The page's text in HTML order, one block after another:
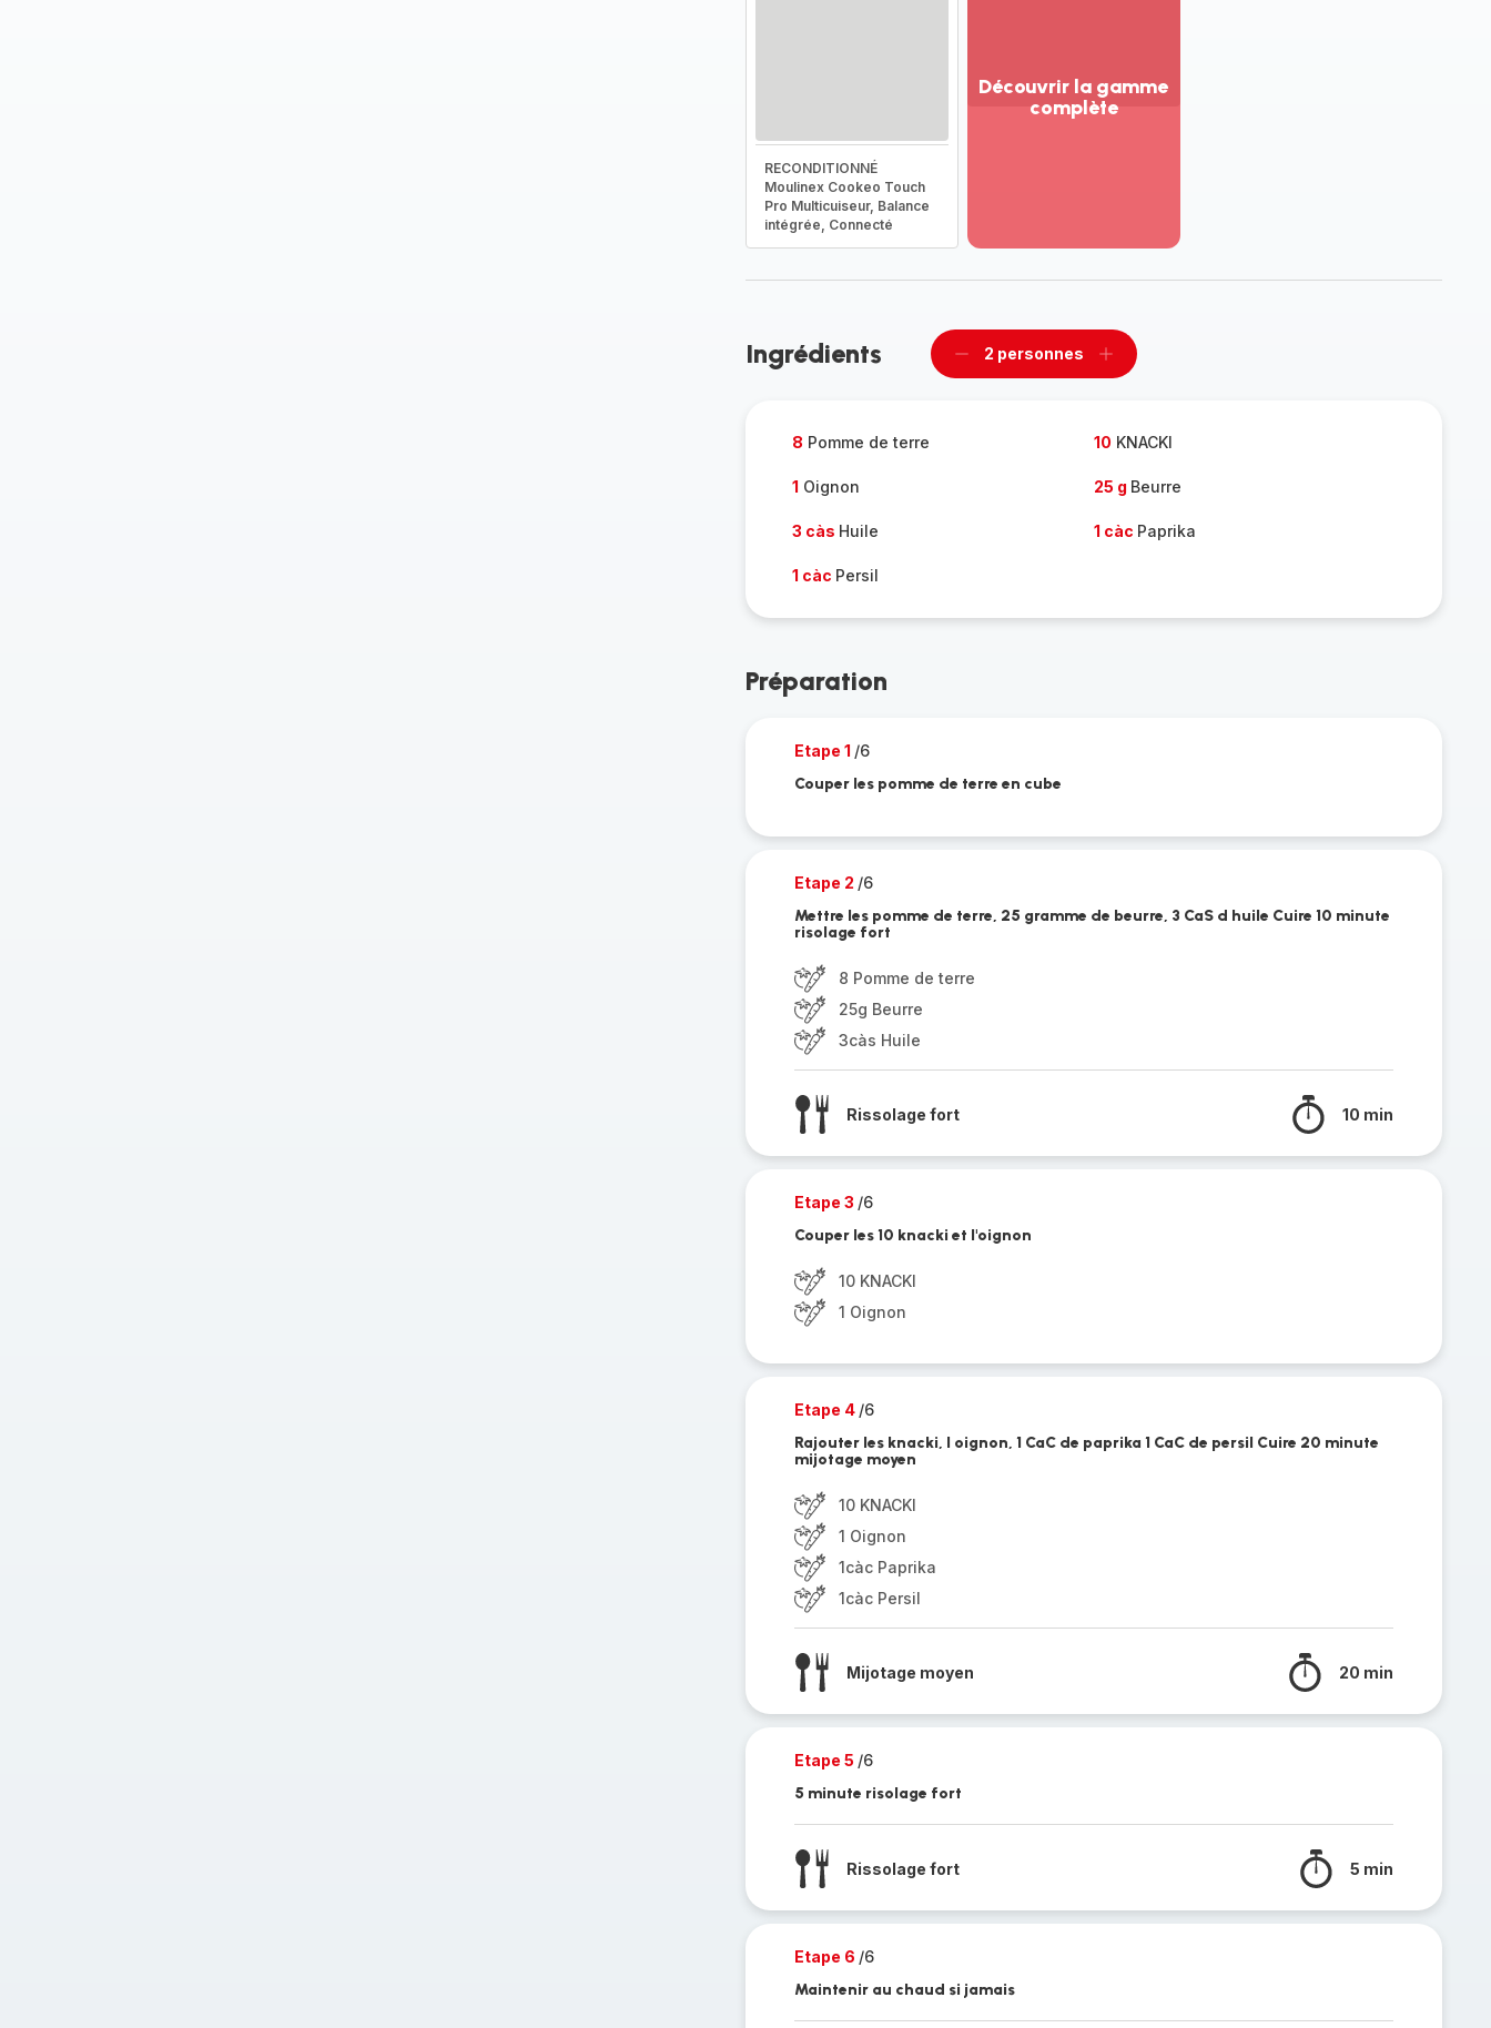
RECONDITIONNÉ
Moulinex Cookeo Touch
Pro Multicuiseur, Balance
intégrée, Connecté
Découvrir la gamme
complète
-
Ingrédients
Supprimer
2 personnes
Ajouter
8 Pomme de terre 10 KNACKI
1 Oignon 25 g Beurre
3 càs Huile 1 càc Paprika
1 càc Persil
Préparation
Etape 1 /6
Couper les pomme de terre en cube
Etape 2 /6
Mettre les pomme de terre, 25 gramme de beurre, 3 CaS d huile Cuire 10 minute
risolage fort
8 Pomme de terre
25g Beurre
3càs Huile
Rissolage fort 10 min
Etape 3 /6
Couper les 10 knacki et l'oignon
10 KNACKI
1 Oignon
Etape 4 /6
Rajouter les knacki, l oignon, 1 CaC de paprika 1 CaC de persil Cuire 20 minute
mijotage moyen
10 KNACKI
1 Oignon
1càc Paprika
1càc Persil
Mijotage moyen 20 min
Etape 5 /6
5 minute risolage fort
Rissolage fort 5 min
Etape 6 /6
Maintenir au chaud si jamais